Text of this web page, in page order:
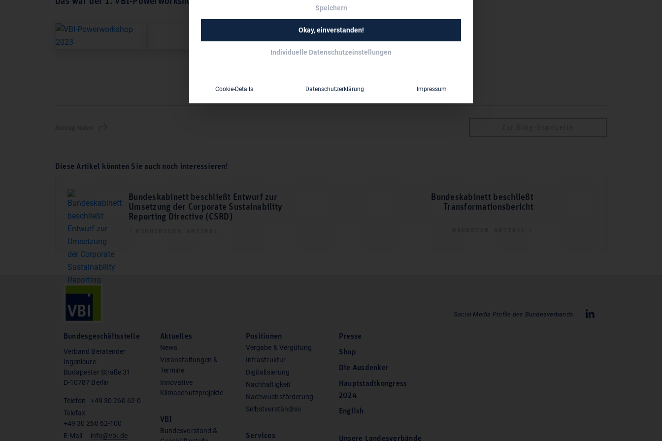
Diese Artikel könnten Sie auch noch interessieren!
Bundeskabinett beschließt Entwurf zur
Umsetzung der Corporate Sustainability
Reporting Directive (CSRD)
Bundeskabinett beschließt
Transformationsbericht
Social Media Profile des Bundesverbands
Bundesgeschäftsstelle
Verband Beratender
Ingenieure
Budapester Straße 31
D-10787 Berlin
Telefon
+49 30 260 62-0
Telefax
+49 30 260 62-100
E-Mail
info@vbi.de
Aktuelles
News
Veranstaltungen &
Termine
Innovative
Klimaschutzprojekte
VBI
Bundesvorstand &
Positionen
Vergabe & Vergütung
Infrastruktur
Digitalisierung
Nachhaltigkeit
Nachwuchsförderung
Selbstverständnis
Services
Presse
Shop
Die Ausdenker
Hauptstadtkongress
2024
English
Unsere Landesverbände
Speichern
Okay, einverstanden!
Individuelle Datenschutzeinstellungen
Cookie-Details Datenschutzerklärung Impressum